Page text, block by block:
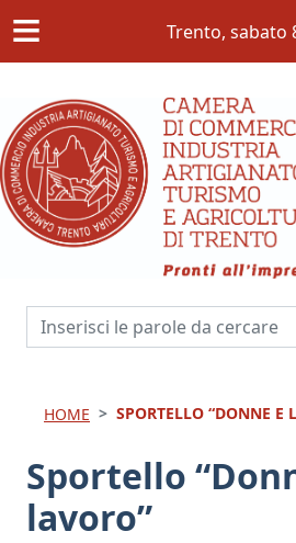
≡ Trento, sabato
HOME SPORTELLO “DONNE E
Sportello
lavoro”